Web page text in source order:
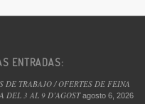
ENTRADAS:
DE TRABAJO / OFERTES DE FEINA
DEL 3 AL 9 D’AGOST agosto 6, 2026